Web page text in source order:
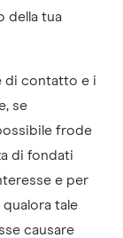
della tua
di contatto e i
se
frode
di fondati
e per
tale
causare